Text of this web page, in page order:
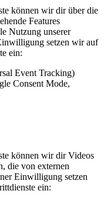
können wir dir über die
Features
Nutzung unserer
setzen wir auf
ein:
Event Tracking)
Consent Mode,
können wir dir Videos
die von externen
Einwilligung setzen
ein: